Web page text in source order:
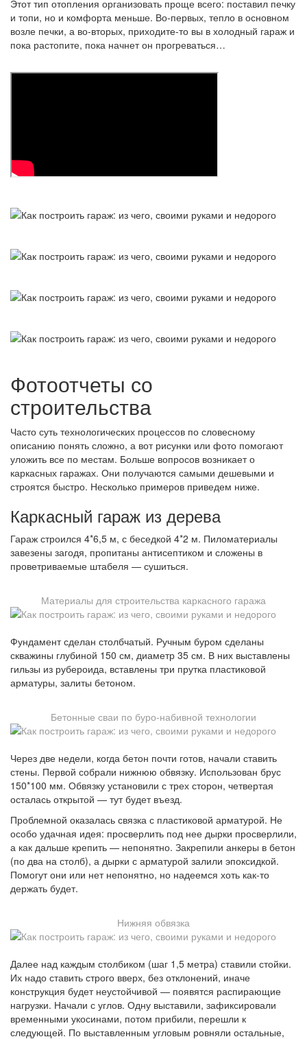
Этот тип отопления организовать проще всего: поставил печку
и топи, но и комфорта меньше. Во-первых, тепло в основном
возле печки, а во-вторых, приходите-то вы в холодный гараж и
пока растопите, пока начнет он прогреваться…
Фотоотчеты со
строительства
Часто суть технологических процессов по словесному
описанию понять сложно, а вот рисунки или фото помогают
уложить все по местам. Больше вопросов возникает о
каркасных гаражах. Они получаются самыми дешевыми и
строятся быстро. Несколько примеров приведем ниже.
Каркасный гараж из дерева
Гараж строился 4*6,5 м, с беседкой 4*2 м. Пиломатериалы
завезены загодя, пропитаны антисептиком и сложены в
проветриваемые штабеля — сушиться.
Материалы для строительства каркасного гаража
Фундамент сделан столбчатый. Ручным буром сделаны
скважины глубиной 150 см, диаметр 35 см. В них выставлены
гильзы из рубероида, вставлены три прутка пластиковой
арматуры, залиты бетоном.
Бетонные сваи по буро-набивной технологии
Через две недели, когда бетон почти готов, начали ставить
стены. Первой собрали нижнюю обвязку. Использован брус
150*100 мм. Обвязку установили с трех сторон, четвертая
осталась открытой — тут будет въезд.
Проблемной оказалась связка с пластиковой арматурой. Не
особо удачная идея: просверлить под нее дырки просверлили,
а как дальше крепить — непонятно. Закрепили анкеры в бетон
(по два на столб), а дырки с арматурой залили эпоксидкой.
Помогут они или нет непонятно, но надеемся хоть как-то
держать будет.
Нижняя обвязка
Далее над каждым столбиком (шаг 1,5 метра) ставили стойки.
Их надо ставить строго вверх, без отклонений, иначе
конструкция будет неустойчивой — появятся распирающие
нагрузки. Начали с углов. Одну выставили, зафиксировали
временными укосинами, потом прибили, перешли к
следующей. По выставленным угловым ровняли остальные,